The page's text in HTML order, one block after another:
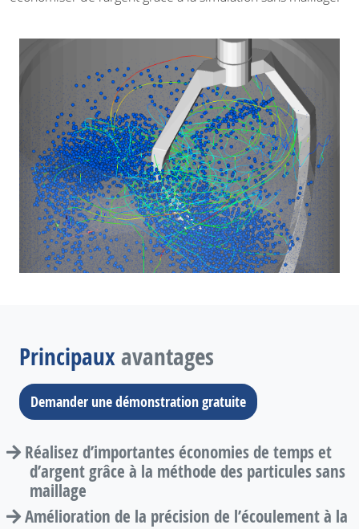
Principauxavantages
Demander une démonstration gratuite
Réalisez d’importantes économies de temps et
d’argent grâce à la méthode des particules sans
maillage
Amélioration de la précision de l’écoulement à la